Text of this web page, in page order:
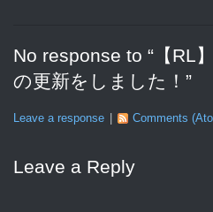
No response to “【RL
の更新をしました！”
Leave a response Comments
Leave a Reply